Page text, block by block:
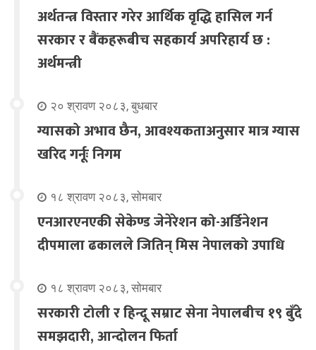
अर्थतन्त्र विस्तार गरेर आर्थिक वृद्धि हासिल गर्न
सरकार र बैंकहरूबीच सहकार्य अपरिहार्य छ :
अर्थमन्त्री
२० श्रावण २०८३, बुधबार
ग्यासको अभाव छैन, आवश्यकताअनुसार मात्र ग्यास
खरिद गर्नूः निगम
१८ श्रावण २०८३, सोमबार
एनआरएनएकी सेकेण्ड जेनेरेशन को-अर्डिनेशन
दीपमाला ढकालले जितिन् मिस नेपालको उपाधि
१८ श्रावण २०८३, सोमबार
सरकारी टोली र हिन्दू सम्राट सेना नेपालबीच १९ बुँदे
समझदारी, आन्दोलन फिर्ता